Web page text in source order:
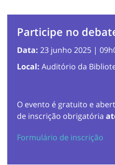
Participe no
Data: 23 junho 2025 |
Local: Auditório da
O evento é gratuito e
de inscrição obrigatória
Formulário de inscrição